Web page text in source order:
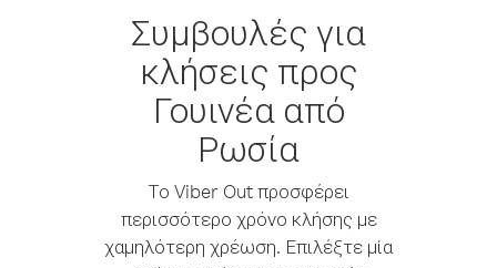
Συμβουλές για
κλήσεις προς
Γουινέα από
Ρωσία
Το Viber Out προσφέρει
περισσότερο χρόνο κλήσης με
χαμηλότερη χρέωση. Επιλέξτε μία